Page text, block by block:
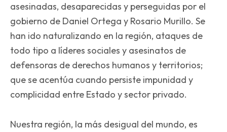
asesinadas, desaparecidas y perseguidas por el
gobierno de Daniel Ortega y Rosario Murillo. Se
han ido naturalizando en la región, ataques de
todo tipo a líderes sociales y asesinatos de
defensoras de derechos humanos y territorios;
que se acentúa cuando persiste impunidad y
complicidad entre Estado y sector privado.
Nuestra región, la más desigual del mundo, es